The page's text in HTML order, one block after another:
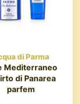
di Parma
Mediterraneo
di Panarea
parfem